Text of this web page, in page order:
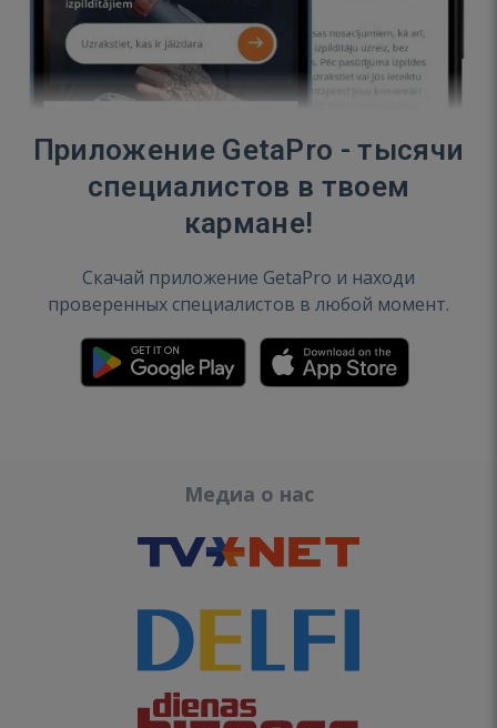
Приложение GetaPro - тысячи
специалистов в твоем
кармане!
Скачай приложение GetaPro и находи
проверенных специалистов в любой момент.
Медиа о нас